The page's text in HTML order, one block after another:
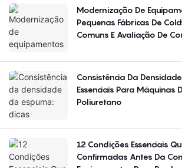
Modernização De
Pequenas Fábricas De
Comuns E Avaliação De
Consistência Da
Essenciais Para Máquinas
Poliuretano
12 Condições Essenciais
Confirmadas Antes Da